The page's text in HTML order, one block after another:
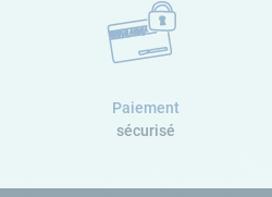
Paiement
sécurisé